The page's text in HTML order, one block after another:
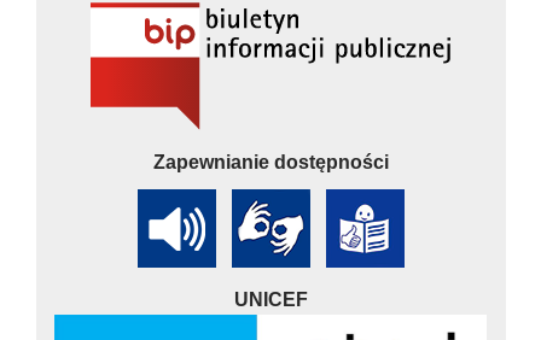
Zapewnianie dostępności
UNICEF